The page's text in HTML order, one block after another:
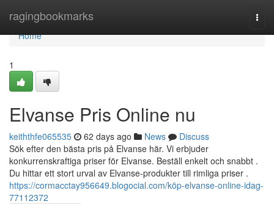
ragingbookmarks
Home
Home
1
Elvanse Pris Online nu
keiththfe065535 62 days ago News
Discuss
Sök efter den bästa pris på Elvanse här. Vi erbjuder
konkurrenskraftiga priser för Elvanse. Beställ enkelt och snabbt .
Du hittar ett stort urval av Elvanse-produkter till rimliga priser .
https://cormacctay956649.blogocial.com/köp-elvanse-online-idag-
77112372